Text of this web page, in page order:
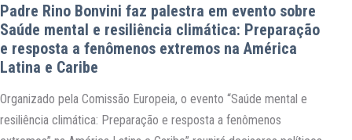
Padre Rino Bonvini faz palestra em evento sobre
Saúde mental e resiliência climática: Preparação
e resposta a fenômenos extremos na América
Latina e Caribe
Organizado pela Comissão Europeia, o evento “Saúde mental e
resiliência climática: Preparação e resposta a fenômenos